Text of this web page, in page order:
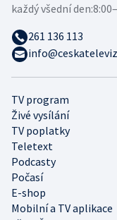
TV program
Živé vysílání
TV poplatky
Teletext
Podcasty
Počasí
E-shop
Mobilní a TV aplikace
každý všední den:
261 136 113